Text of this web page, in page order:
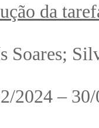
da
Soares;
2024 –